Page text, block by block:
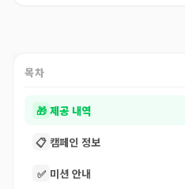
목차
🎁 제공 내역
📋 캠페인 정보
✅ 미션 안내